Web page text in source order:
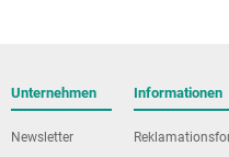
Unternehmen
Newsletter
Informationen